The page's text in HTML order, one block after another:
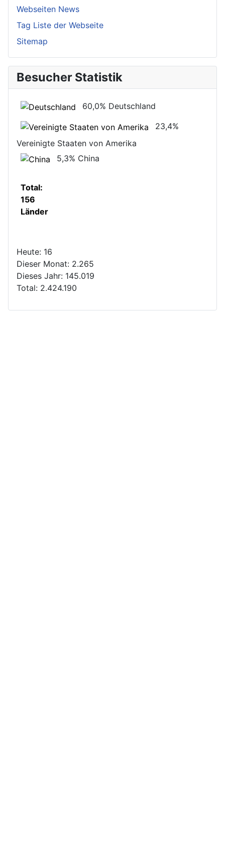
Webseiten News
Tag Liste der Webseite
Sitemap
Besucher Statistik
60,0% Deutschland
23,4%
Vereinigte Staaten von Amerika
5,3% China
Total:
156
Länder
Heute: 16
Dieser Monat: 2.265
Dieses Jahr: 145.019
Total: 2.424.190